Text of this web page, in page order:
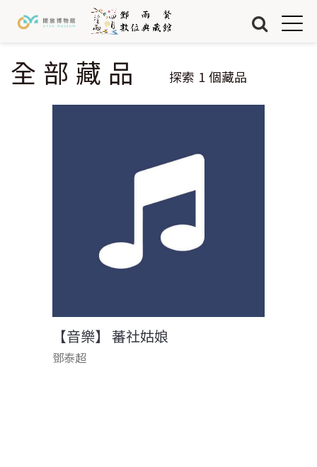
關於我們
Jump to Navigation
Jump to Main content
您在這裡
全部藏品 探索 1 個藏品
【音樂】 蕃社姑娘
鄧泰超